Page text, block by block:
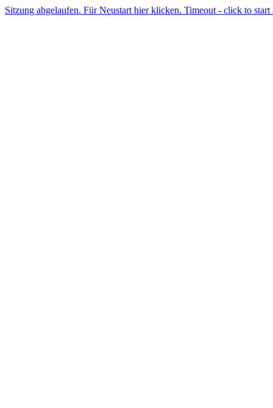
Sitzung abgelaufen. Für Neustart hier klicken. Timeout - click to start